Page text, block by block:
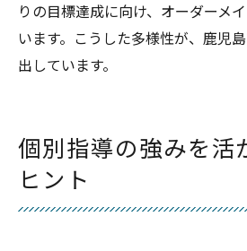
りの目標達成に向け、オーダーメ
います。こうした多様性が、鹿児
出しています。
個別指導の強みを活
ヒント